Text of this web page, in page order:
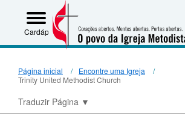
Cardápio
Página inicial
Encontre uma Igreja
Trinity United Methodist Church
Traduzir Página ▼